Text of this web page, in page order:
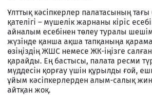
Ұлттық кәсіпкерлер палатасының тағы
қателігі – мүшелік жарнаны кіріс
айналым есебінен төлеу туралы
жүзінде қанша ақша тапқаныңа
өзіңіздің ЖШС немесе ЖК-іңізге
қарайды. Ең бастысы, палата ресми
мүддесін қорғау үшін құрылды ғой,
ұйым кәсіпкерлерден алым-салық
айтқан жоқ.